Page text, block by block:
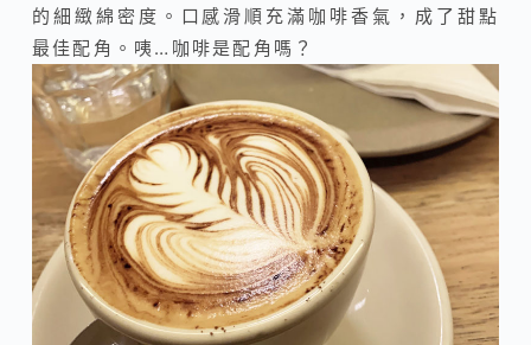
的細緻綿密度。口感滑順充滿咖啡香氣，成了甜點
最佳配角。咦…咖啡是配角嗎？